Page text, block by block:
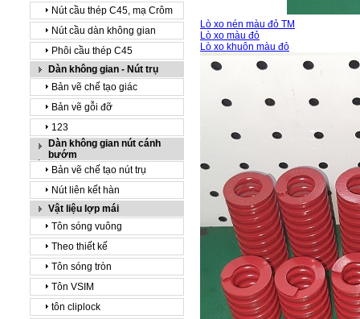
Nút cầu thép C45, mạ Crôm
Nút cầu dàn không gian
Phôi cầu thép C45
Dàn không gian - Nút trụ
Bản vẽ chế tạo giác
Bản vẽ gỗi đỡ
123
Dàn không gian nút cánh
bướm
Bản vẽ chế tạo nút trụ
Nút liên kết hàn
Vật liệu lợp mái
Tôn sóng vuông
Theo thiết kế
Tôn sóng tròn
Tôn VSIM
tôn cliplock
Lò xo nén màu đỏ TM
Lò xo màu đỏ
Lò xo khuôn màu đỏ